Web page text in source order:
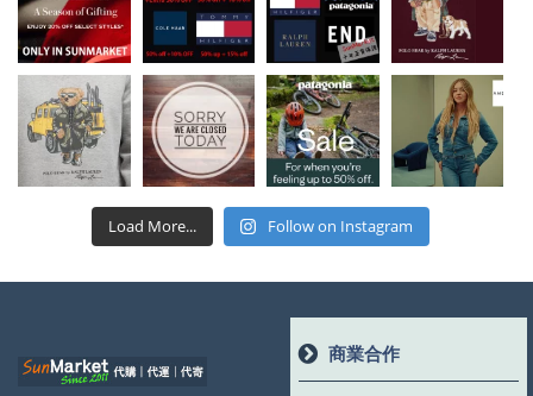
Load More... Follow on Instagram
商業合作